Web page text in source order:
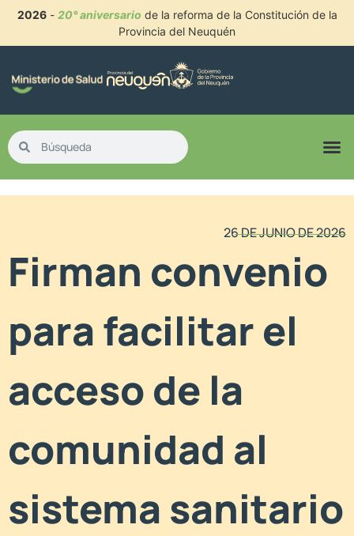
2026- 20° aniversario de la reforma de la Constitución de la
Provincia del Neuquén
26 DE JUNIO DE 2026
Firman convenio
para facilitar el
acceso de la
comunidad al
sistema sanitario